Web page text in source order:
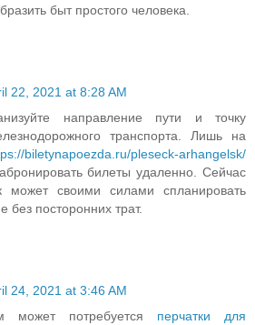
быт простого человека.
22, 2021 at 8:28 AM
направление пути и точку
транспорта. Лишь на
biletynapoezda.ru/pleseck-arhangelsk/
билеты удаленно. Сейчас
может своими силами спланировать
без посторонних трат.
24, 2021 at 3:46 AM
потребуется перчатки для